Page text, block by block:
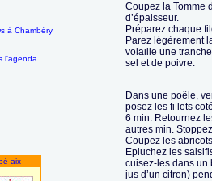
à Chambéry
l'agenda
aix
Coupez la Tomme
d’épaisseur.
Préparez chaque
Parez légèrement
volaille une
sel et de poivre.
Dans une poêle,
posez les fi lets
6 min. Retournez
autres min.
Coupez les
Epluchez les
cuisez-les dans un
jus d’un citron)